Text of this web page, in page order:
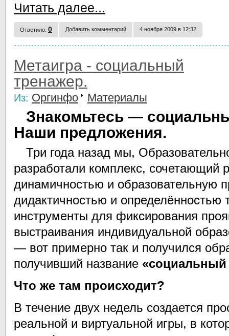
Читать далее...
Ответило: 0 Добавить комментарий 4 ноября 2009 в 12:32
Метаигра - социальный
тренажер.
Из: Оргинфо Материалы
Знакомьтесь —
Наши предложения.
Три года назад мы,
разработали комплекс, сочетающий
динамичностью и образовательную
дидактичностью и определённостью
инструменты для фиксирования
выстраивания индивидуальной
— вот примерно так и получился
получивший название «социальный
Что же там происходит?
В течение двух недель создается
реальной и виртуальной игры, в